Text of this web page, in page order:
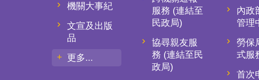
機關大事紀
文宣及出版
品
更多...
服務 (連結至
民政局)
協尋親友服
務 (連結至民
政局)
內政
管理
勞保
式服
首次